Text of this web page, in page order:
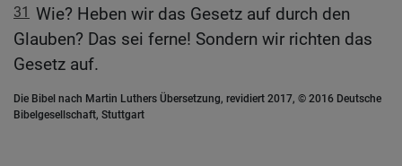
31 Wie? Heben wir das Gesetz auf durch den
Glauben? Das sei ferne! Sondern wir richten das
Gesetz auf.
Die Bibel nach Martin Luthers Übersetzung, revidiert 2017, © 2016 Deutsche
Bibelgesellschaft, Stuttgart